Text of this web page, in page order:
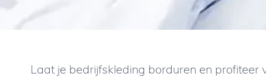
Laat je bedrijfskleding borduren en profiteer